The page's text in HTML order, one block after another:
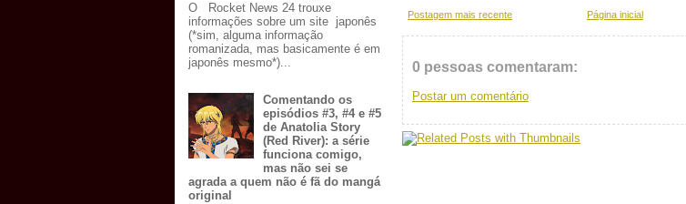
O Rocket News 24 trouxe
informações sobre um site japonês
(*sim, alguma informação
romanizada, mas basicamente é em
japonês mesmo*)...
Comentando os
episódios #3, #4 e #5
de Anatolia Story
(Red River): a série
funciona comigo,
mas não sei se
agrada a quem não é fã do mangá
original
Postagem mais recente Página inicial
0 pessoas comentaram:
Postar um comentário